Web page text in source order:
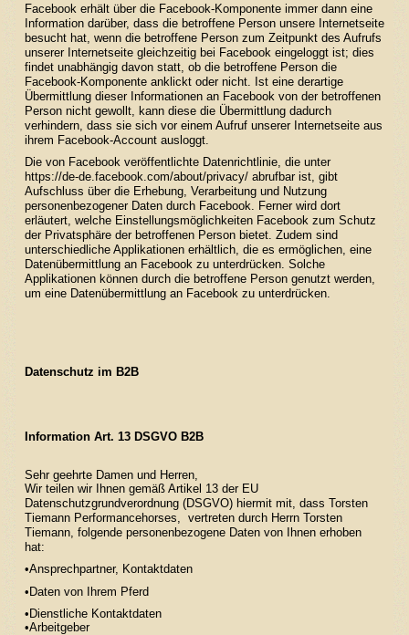
Facebook erhält über die Facebook-Komponente immer dann eine
Information darüber, dass die betroffene Person unsere Internetseite
besucht hat, wenn die betroffene Person zum Zeitpunkt des Aufrufs
unserer Internetseite gleichzeitig bei Facebook eingeloggt ist; dies
findet unabhängig davon statt, ob die betroffene Person die
Facebook-Komponente anklickt oder nicht. Ist eine derartige
Übermittlung dieser Informationen an Facebook von der betroffenen
Person nicht gewollt, kann diese die Übermittlung dadurch
verhindern, dass sie sich vor einem Aufruf unserer Internetseite aus
ihrem Facebook-Account ausloggt.
Die von Facebook veröffentlichte Datenrichtlinie, die unter
https://de-de.facebook.com/about/privacy/abrufbar ist, gibt
Aufschluss über die Erhebung, Verarbeitung und Nutzung
personenbezogener Daten durch Facebook. Ferner wird dort
erläutert, welche Einstellungsmöglichkeiten Facebook zum Schutz
der Privatsphäre der betroffenen Person bietet. Zudem sind
unterschiedliche Applikationen erhältlich, die es ermöglichen, eine
Datenübermittlung an Facebook zu unterdrücken. Solche
Applikationen können durch die betroffene Person genutzt werden,
um eine Datenübermittlung an Facebook zu unterdrücken.
Datenschutz im B2B
Information Art. 13 DSGVO B2B
Sehr geehrte Damen und Herren,
Wir teilen wir Ihnen gemäß Artikel 13 der EU
Datenschutzgrundverordnung (DSGVO) hiermit mit, dass Torsten
Tiemann Performancehorses, vertreten durch Herrn Torsten
Tiemann, folgende personenbezogene Daten von Ihnen erhoben
hat:
•Ansprechpartner, Kontaktdaten
•Daten von Ihrem Pferd
•Dienstliche Kontaktdaten
•Arbeitgeber